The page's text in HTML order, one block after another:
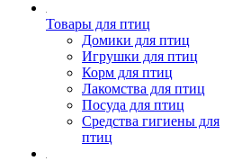
Товары для птиц
Домики для птиц
Игрушки для птиц
Корм для птиц
Лакомства для птиц
Посуда для птиц
Средства гигиены для
птиц